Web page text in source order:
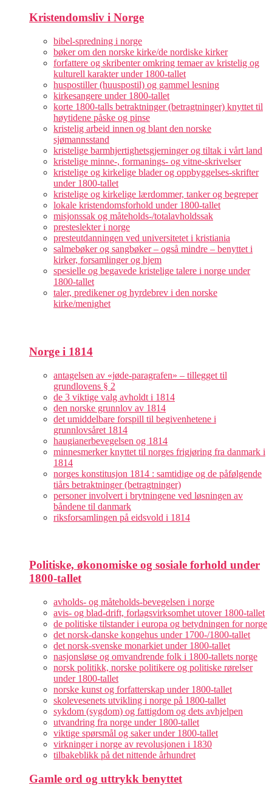
Kristendomsliv i Norge
bibel-spredning i norge
bøker om den norske kirke/de nordiske kirker
forfattere og skribenter omkring temaer av kristelig og
kulturell karakter under 1800-tallet
huspostiller (huuspostil) og gammel lesning
kirkesangere under 1800-tallet
korte 1800-talls betraktninger (betragtninger) knyttet til
høytidene påske og pinse
kristelig arbeid innen og blant den norske
sjømannsstand
kristelige barmhjertighetsgjerninger og tiltak i vårt land
kristelige minne-, formanings- og vitne-skrivelser
kristelige og kirkelige blader og oppbyggelses-skrifter
under 1800-tallet
kristelige og kirkelige lærdommer, tanker og begreper
lokale kristendomsforhold under 1800-tallet
misjonssak og måteholds-/totalavholdssak
presteslekter i norge
presteutdanningen ved universitetet i kristiania
salmebøker og sangbøker – også mindre – benyttet i
kirker, forsamlinger og hjem
spesielle og begavede kristelige talere i norge under
1800-tallet
taler, predikener og hyrdebrev i den norske
kirke/menighet
Norge i 1814
antagelsen av «jøde-paragrafen» – tillegget til
grundlovens § 2
de 3 viktige valg avholdt i 1814
den norske grunnlov av 1814
det umiddelbare forspill til begivenhetene i
grunnlovsåret 1814
haugianerbevegelsen og 1814
minnesmerker knyttet til norges frigjøring fra danmark i
1814
norges konstitusjon 1814 : samtidige og de påfølgende
tiårs betraktninger (betragtninger)
personer involvert i brytningene ved løsningen av
båndene til danmark
riksforsamlingen på eidsvold i 1814
Politiske, økonomiske og sosiale forhold under
1800-tallet
avholds- og måteholds-bevegelsen i norge
avis- og blad-drift, forlagsvirksomhet utover 1800-tallet
de politiske tilstander i europa og betydningen for norge
det norsk-danske kongehus under 1700-/1800-tallet
det norsk-svenske monarkiet under 1800-tallet
nasjonsløse og omvandrende folk i 1800-tallets norge
norsk politikk, norske politikere og politiske rørelser
under 1800-tallet
norske kunst og forfatterskap under 1800-tallet
skolevesenets utvikling i norge på 1800-tallet
sykdom (sygdom) og fattigdom og dets avhjelpen
utvandring fra norge under 1800-tallet
viktige spørsmål og saker under 1800-tallet
virkninger i norge av revolusjonen i 1830
tilbakeblikk på det nittende århundret
Gamle ord og uttrykk benyttet